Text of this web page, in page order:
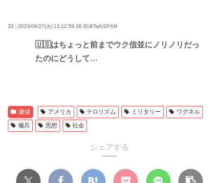
33 : 2023/06/27(火) 13:12:59.38 ID:BTwA/2PXM
🇺🇸はちょっと前までウク信並にノリノリだっ
たのにどうして…
嫌儲 アメリカ テロリズム ミリタリー
ワグネル
傭兵
思想 社会
シェアする